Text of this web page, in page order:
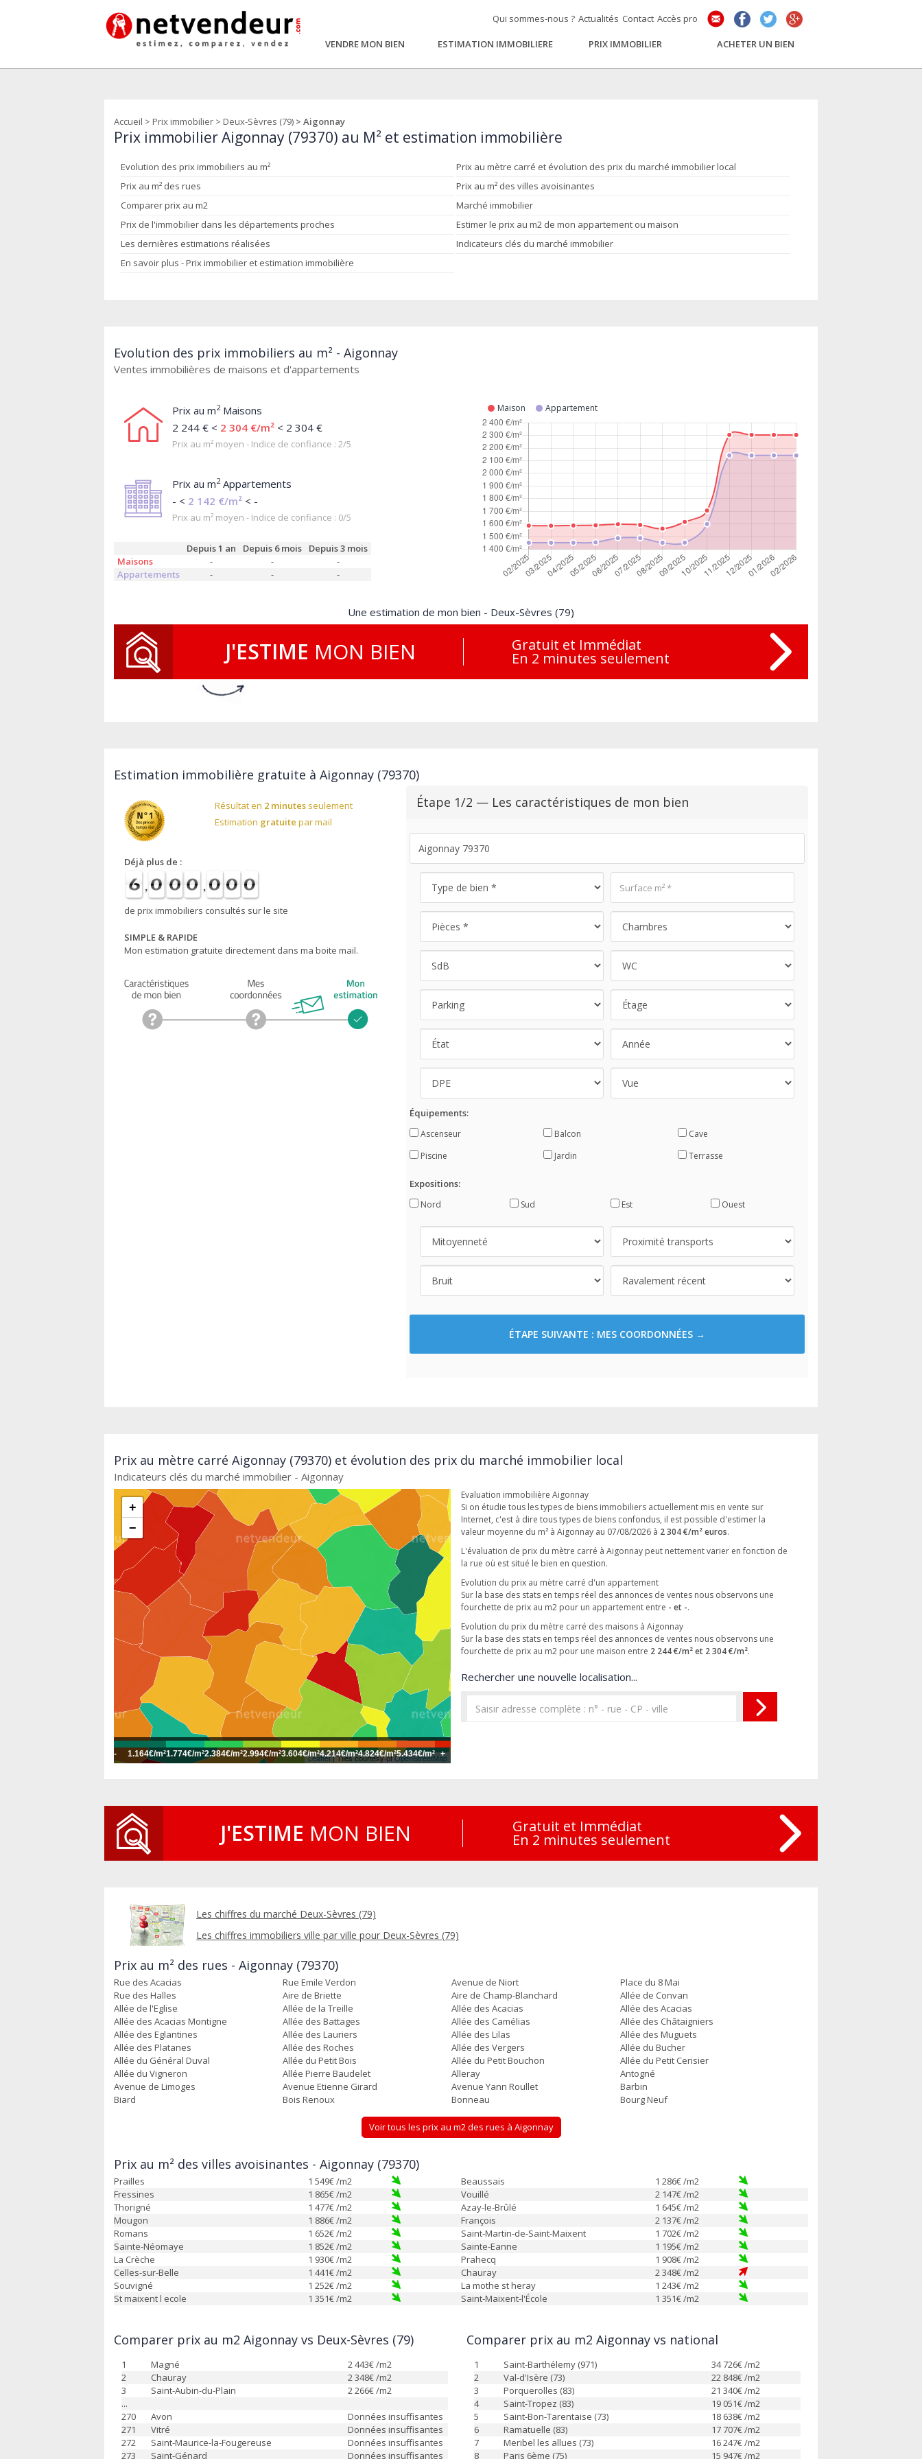
Qui sommes-nous ? Actualités Contact Accès pro
VENDRE MON BIEN ESTIMATION IMMOBILIERE PRIX IMMOBILIER ACHETER UN BIEN
Accueil > Prix immobilier > Deux-Sèvres (79) > Aigonnay
Prix immobilier Aigonnay (79370) au M² et estimation immobilière
Evolution des prix immobiliers au m²
Prix au mètre carré et évolution des prix du marché immobilier local
Prix au m² des rues
Prix au m² des villes avoisinantes
Comparer prix au m2
Marché immobilier
Prix de l'immobilier dans les départements proches
Estimer le prix au m2 de mon appartement ou maison
Les dernières estimations réalisées
Indicateurs clés du marché immobilier
En savoir plus - Prix immobilier et estimation immobilière
Evolution des prix immobiliers au m² - Aigonnay
Ventes immobilières de maisons et d'appartements
Prix au m2Maisons
2 244 € < 2 304 €/m² < 2 304 €
Prix au m² moyen - Indice de confiance : 2/5
Prix au m2Appartements
- < 2 142 €/m² < -
Prix au m² moyen - Indice de confiance : 0/5
Depuis 1 an Depuis 6 mois
Depuis 3 mois
Maisons
- -
-
Appartements
- - -
Maison Appartement
Une estimation de mon bien - Deux-Sèvres (79)
J'ESTIME MON BIEN Gratuit et Immédiat
En 2 minutes seulement
Estimation immobilière gratuite à Aigonnay (79370)
Résultat en 2 minutesseulement
Estimation gratuite par mail
Déjà plus de :
de prix immobiliers consultés sur le site
SIMPLE & RAPIDE
Mon estimation gratuite directement dans ma boite mail.
Étape 1/2 — Les caractéristiques de mon bien
Équipements:
Ascenseur Balcon
Cave
Piscine
Jardin Terrasse
Expositions:
Nord Sud Est Ouest
ÉTAPE SUIVANTE : MES COORDONNÉES →
Prix au mètre carré Aigonnay (79370) et évolution des prix du marché immobilier local
Indicateurs clés du marché immobilier - Aigonnay
+
−
Leaflet| Tiles courtesy ofOpenStreetMap
- 1.164€/m²1.774€/m²2.384€/m²2.994€/m²3.604€/m²4.214€/m²4.824€/m²5.434€/m² +
Evaluation immobilière Aigonnay
Si on étudie tous les types de biens immobiliers actuellement mis en vente sur
Internet, c'est à dire tous types de biens confondus, il est possible d'estimer la
valeur moyenne du m² à Aigonnay au 07/08/2026 à 2 304 €/m² euros.
L'évaluation de prix du mètre carré à Aigonnay peut nettement varier en fonction de
la rue où est situé le bien en question.
Evolution du prix au mètre carré d'un appartement
Sur la base des stats en temps réel des annonces de ventes nous observons une
fourchette de prix au m2 pour un appartement entre - et -.
Evolution du prix du mètre carré des maisons à Aigonnay
Sur la base des stats en temps réel des annonces de ventes nous observons une
fourchette de prix au m2 pour une maison entre 2 244 €/m² et 2 304 €/m².
Rechercher une nouvelle localisation...
J'ESTIME MON BIEN Gratuit et Immédiat
En 2 minutes seulement
Les chiffres du marché Deux-Sèvres (79)
Les chiffres immobiliers ville par ville pour Deux-Sèvres (79)
Prix au m² des rues - Aigonnay (79370)
Rue des Acacias Rue Emile Verdon Avenue de Niort
Place du 8 Mai
Rue des Halles
Aire de Briette Aire de Champ-Blanchard
Allée de Convan
Allée de l'Eglise
Allée de la Treille Allée des Acacias
Allée des Acacias
Allée des Acacias Montigne
Allée des Battages Allée des Camélias
Allée des Châtaigniers
Allée des Eglantines
Allée des Lauriers Allée des Lilas
Allée des Muguets
Allée des Platanes
Allée des Roches Allée des Vergers
Allée du Bucher
Allée du Général Duval
Allée du Petit Bois Allée du Petit Bouchon
Allée du Petit Cerisier
Allée du Vigneron
Allée Pierre Baudelet Alleray
Antogné
Avenue de Limoges
Avenue Etienne Girard Avenue Yann Roullet
Barbin
Biard
Bois Renoux Bonneau Bourg Neuf
Voir tous les prix au m2 des rues à Aigonnay
Prix au m² des villes avoisinantes - Aigonnay (79370)
Prailles 1 549€ /m2
Fressines
1 865€ /m2
Thorigné
1 477€ /m2
Mougon
1 886€ /m2
Romans
1 652€ /m2
Sainte-Néomaye
1 852€ /m2
La Crèche
1 930€ /m2
Celles-sur-Belle
1 441€ /m2
Souvigné
1 252€ /m2
St maixent l ecole
1 351€ /m2
Beaussais 1 286€ /m2
Vouillé
2 147€ /m2
Azay-le-Brûlé
1 645€ /m2
François
2 137€ /m2
Saint-Martin-de-Saint-Maixent
1 702€ /m2
Sainte-Eanne
1 195€ /m2
Prahecq
1 908€ /m2
Chauray
2 348€ /m2
La mothe st heray
1 243€ /m2
Saint-Maixent-l'École
1 351€ /m2
Comparer prix au m2 Aigonnay vs Deux-Sèvres (79)
1 Magné 2 443€ /m2
2
Chauray 2 348€ /m2
3
Saint-Aubin-du-Plain 2 266€ /m2
...
270
Avon
Données insuffisantes
271
Vitré
Données insuffisantes
272
Saint-Maurice-la-Fougereuse
Données insuffisantes
273
Saint-Génard Données insuffisantes
Comparer prix au m2 Aigonnay vs national
1 Saint-Barthélemy (971) 34 726€ /m2
2
Val-d'Isère (73) 22 848€ /m2
3
Porquerolles (83) 21 340€ /m2
4
Saint-Tropez (83) 19 051€ /m2
5
Saint-Bon-Tarentaise (73) 18 638€ /m2
6
Ramatuelle (83) 17 707€ /m2
7
Meribel les allues (73) 16 247€ /m2
8
Paris 6ème (75) 15 947€ /m2